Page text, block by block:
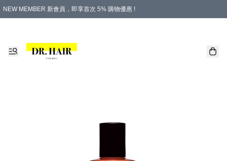
NEW MEMBER 新會員，即享首次 5% 購物優惠 !